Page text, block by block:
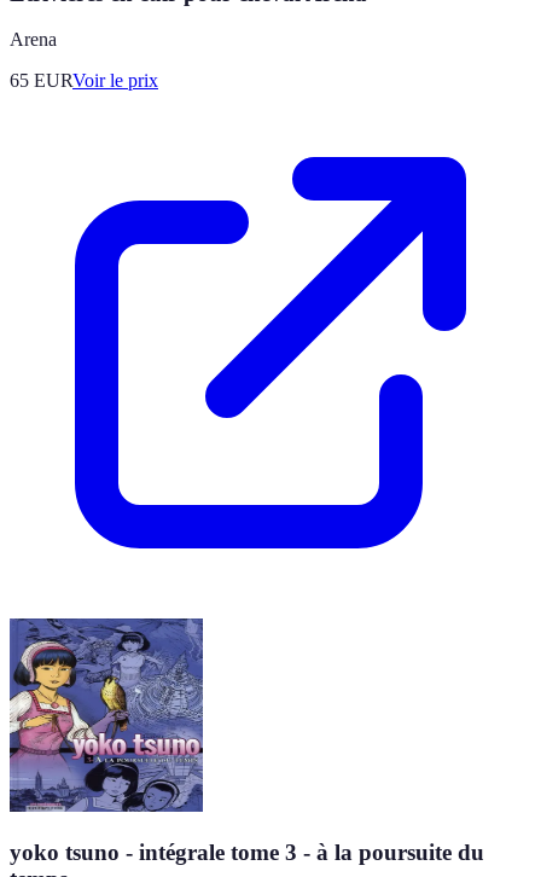
Arena
65 EURVoir le prix
yoko tsuno - intégrale tome 3 - à la poursuite du